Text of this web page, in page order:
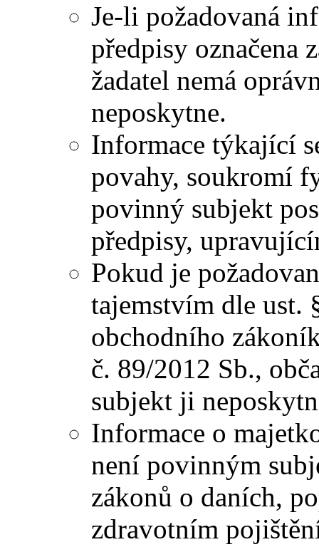
Je-li požadovaná
předpisy označena
žadatel nemá
neposkytne.
Informace týkající
povahy, soukromí
povinný subjekt
předpisy,
Pokud je
tajemstvím dle ust.
obchodního
č. 89/2012 Sb.,
subjekt ji
Informace o
není povinným
zákonů o daních,
zdravotním